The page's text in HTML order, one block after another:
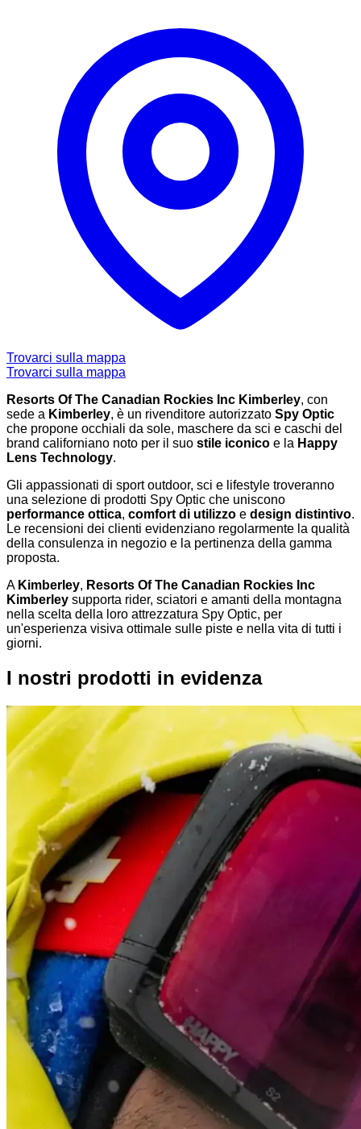
Trovarci sulla mappa
Trovarci sulla mappa
Resorts Of The Canadian Rockies Inc Kimberley, con
sede a Kimberley, è un rivenditore autorizzato Spy Optic
che propone occhiali da sole, maschere da sci e caschi del
brand californiano noto per il suo stile iconico e la Happy
Lens Technology.
Gli appassionati di sport outdoor, sci e lifestyle troveranno
una selezione di prodotti Spy Optic che uniscono
performance ottica, comfort di utilizzo e design distintivo.
Le recensioni dei clienti evidenziano regolarmente la qualità
della consulenza in negozio e la pertinenza della gamma
proposta.
A Kimberley, Resorts Of The Canadian Rockies Inc
Kimberley supporta rider, sciatori e amanti della montagna
nella scelta della loro attrezzatura Spy Optic, per
un'esperienza visiva ottimale sulle piste e nella vita di tutti i
giorni.
I nostri prodotti in evidenza